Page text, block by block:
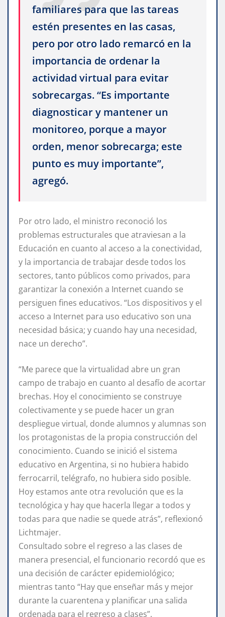
familiares para que las tareas
estén presentes en las casas,
pero por otro lado remarcó en la
importancia de ordenar la
actividad virtual para evitar
sobrecargas. “Es importante
diagnosticar y mantener un
monitoreo, porque a mayor
orden, menor sobrecarga; este
punto es muy importante”,
agregó.
Por otro lado, el ministro reconoció los
problemas estructurales que atraviesan a la
Educación en cuanto al acceso a la conectividad,
y la importancia de trabajar desde todos los
sectores, tanto públicos como privados, para
garantizar la conexión a Internet cuando se
persiguen fines educativos. “Los dispositivos y el
acceso a Internet para uso educativo son una
necesidad básica; y cuando hay una necesidad,
nace un derecho”.
“Me parece que la virtualidad abre un gran
campo de trabajo en cuanto al desafío de acortar
brechas. Hoy el conocimiento se construye
colectivamente y se puede hacer un gran
despliegue virtual, donde alumnos y alumnas son
los protagonistas de la propia construcción del
conocimiento. Cuando se inició el sistema
educativo en Argentina, si no hubiera habido
ferrocarril, telégrafo, no hubiera sido posible.
Hoy estamos ante otra revolución que es la
tecnológica y hay que hacerla llegar a todos y
todas para que nadie se quede atrás”, reflexionó
Lichtmajer.
Consultado sobre el regreso a las clases de
manera presencial, el funcionario recordó que es
una decisión de carácter epidemiológico;
mientras tanto “Hay que enseñar más y mejor
durante la cuarentena y planificar una salida
ordenada para el regreso a clases”.